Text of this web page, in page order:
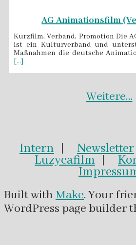
AG Animationsfilm
Kurzfilm, Verband, Promotion Die
ist ein Kulturverband und
Maßnahmen die deutsche
[...]
Weitere…
Intern | Newsletter
Luzycafilm |
Built with Make. Your
WordPress page builder